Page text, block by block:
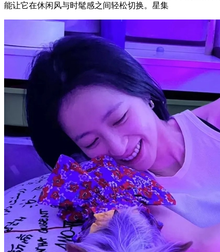
能让它在休闲风与时髦感之间轻松切换。星集